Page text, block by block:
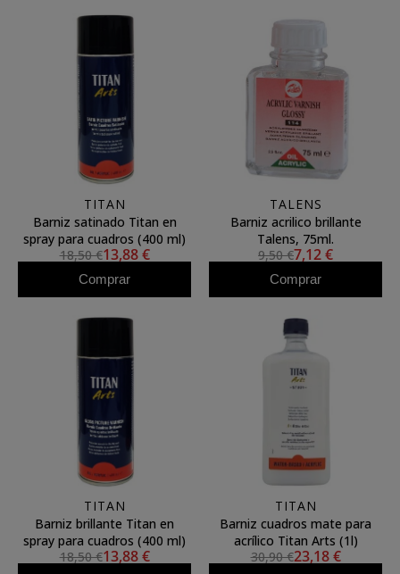
TITAN
Barniz satinado Titan en
spray para cuadros (400 ml)
18,50 €13,88 €
Comprar
TALENS
Barniz acrilico brillante
Talens, 75ml.
9,50 €7,12 €
Comprar
TITAN
Barniz brillante Titan en
spray para cuadros (400 ml)
18,50 €13,88 €
TITAN
Barniz cuadros mate para
acrílico Titan Arts (1l)
30,90 €23,18 €